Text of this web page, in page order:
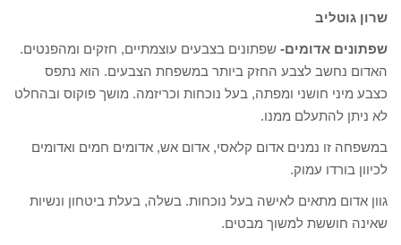
שרון גוטליב
שפתונים אדומים- שפתונים בצבעים עוצמתיים, חזקים ומהפנטים.
האדום נחשב לצבע החזק ביותר במשפחת הצבעים. הוא נתפס
כצבע מיני חושני ומפתה, בעל נוכחות וכריזמה. מושך פוקוס ובהחלט
לא ניתן להתעלם ממנו.
במשפחה זו נמנים אדום קלאסי, אדום אש, אדומים חמים ואדומים
לכיוון בורדו עמוק.
גוון אדום מתאים לאישה בעל נוכחות. בשלה, בעלת ביטחון ונשיות
שאינה חוששת למשוך מבטים.